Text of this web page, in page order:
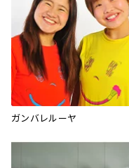
ガンバレルーヤ